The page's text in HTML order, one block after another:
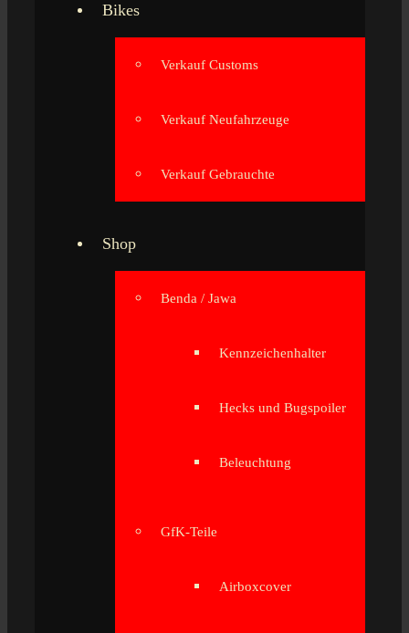
Bikes
Verkauf Customs
Verkauf Neufahrzeuge
Verkauf Gebrauchte
Shop
Benda / Jawa
Kennzeichenhalter
Hecks und Bugspoiler
Beleuchtung
GfK-Teile
Airboxcover